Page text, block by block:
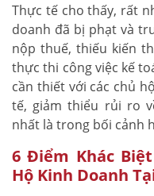
Thực tế cho thấy, rất
doanh đã bị phạt và
nộp thuế, thiếu kiến
thực thi công việc kế
cần thiết với các chủ
tế, giảm thiểu rủi ro
nhất là trong bối cảnh
6 Điểm Khác
Hộ Kinh Doanh